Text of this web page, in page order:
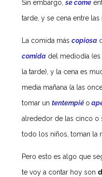
Sin embargo, se come
tarde, y se cena entre
La comida más copiosa
comidadel mediodía (es
la tarde), y la cena es
media mañana (a las
tomar un tentempié o
alrededor de las cinco o
todo los niños, toman la
Pero esto es algo que
te voy a contar hoy son